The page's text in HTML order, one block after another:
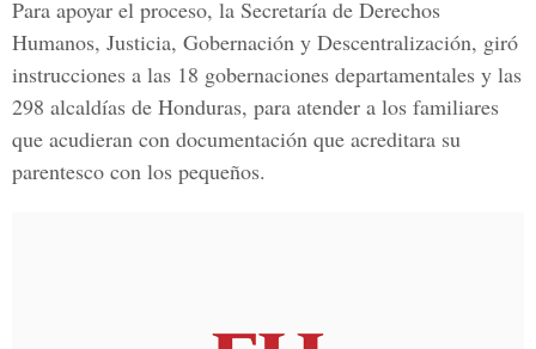
Para apoyar el proceso, la Secretaría de Derechos
Humanos, Justicia, Gobernación y Descentralización, giró
instrucciones a las 18 gobernaciones departamentales y las
298 alcaldías de Honduras, para atender a los familiares
que acudieran con documentación que acreditara su
parentesco con los pequeños.